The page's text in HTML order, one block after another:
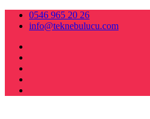
0546 965 20 26
info@teknebulucu.com